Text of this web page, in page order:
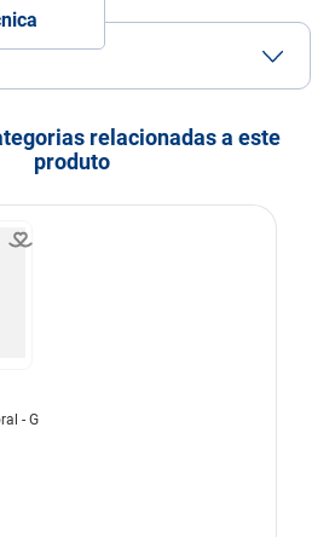
Cachorros
Tam. P: Comp. 30cm Tórax
relacionadas a este
produto
- G